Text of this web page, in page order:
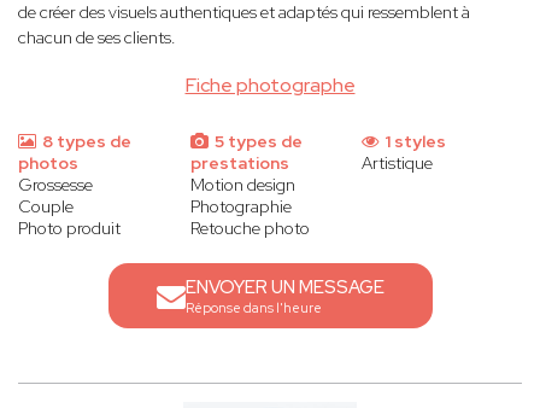
Fiche photographe
de créer des visuels authentiques et adaptés qui ressemblent à
chacun de ses clients.
8 types de
photos
Grossesse
Couple
Photo produit
5 types de
prestations
Motion design
Photographie
Retouche photo
1 styles
Artistique
ENVOYER UN MESSAGE
Réponse dans l'heure